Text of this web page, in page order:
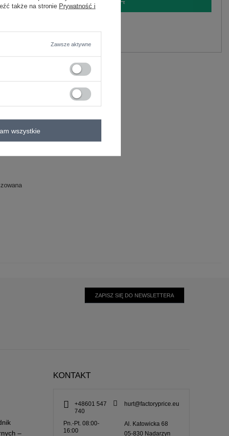
ZAPISZ SIĘ DO NEWSLETTERA
–
KONTAKT
+48601 547
740
hurt@factoryprice.eu
Pn.-Pt. 08:00-
16:00
Al. Katowicka 68
05-830 Nadarzyn
także na stronie Prywatność i
Zawsze aktywne
wszystkie